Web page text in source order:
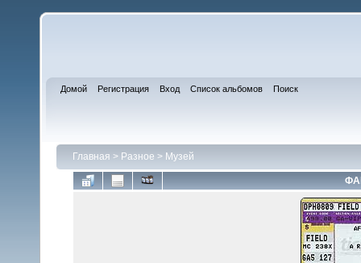
Домой Регистрация Вход Список альбомов Поиск
Главная > Разное > Музей